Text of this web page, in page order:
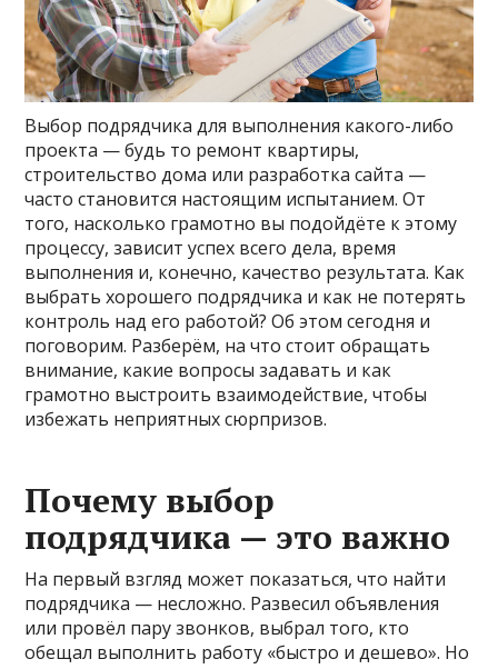
Выбор подрядчика для выполнения какого-либо
проекта — будь то ремонт квартиры,
строительство дома или разработка сайта —
часто становится настоящим испытанием. От
того, насколько грамотно вы подойдёте к этому
процессу, зависит успех всего дела, время
выполнения и, конечно, качество результата. Как
выбрать хорошего подрядчика и как не потерять
контроль над его работой? Об этом сегодня и
поговорим. Разберём, на что стоит обращать
внимание, какие вопросы задавать и как
грамотно выстроить взаимодействие, чтобы
избежать неприятных сюрпризов.
Почему выбор
подрядчика — это важно
На первый взгляд может показаться, что найти
подрядчика — несложно. Развесил объявления
или провёл пару звонков, выбрал того, кто
обещал выполнить работу «быстро и дешево». Но